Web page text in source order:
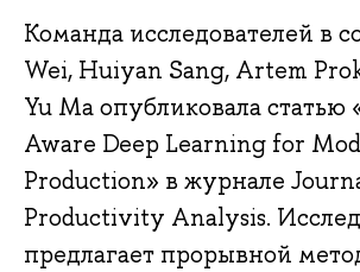
Команда исследователей в
Wei, Huiyan Sang, Artem
Yu Ma опубликовала статью
Aware Deep Learning for
Production» в журнале
Productivity Analysis.
предлагает прорывной